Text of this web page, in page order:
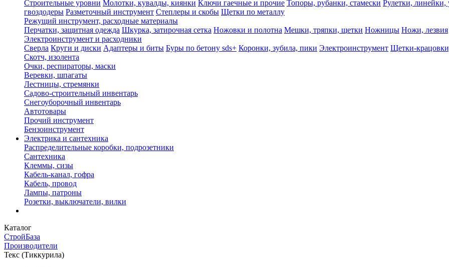
Строительные уровни Молотки, кувалды, киянки Ключи гаечные и прочие Топоры, рубанки, стамески Рулетки, линейки,
гвоздодеры Разметочный инструмент Степлеры и скобы Щетки по металлу
Режущий инструмент, расходные материалы
Перчатки, защитная одежда Шкурка, затирочная сетка Ножовки и полотна Мешки, тряпки, щетки Ножницы Ножи, лезвия
Электроинструмент и расходники
Сверла Круги и диски Адаптеры и биты Буры по бетону sds+ Коронки, зубила, пики Электроинструмент Щетки-
Скотч, изолента
Очки, респираторы, маски
Веревки, шпагаты
Лестницы, стремянки
Садово-строительный инвентарь
Снегоуборочный инвентарь
Автотовары
Прочий инструмент
Бензоинструмент
Электрика и сантехника
Распределительные коробки, подрозетники
Сантехника
Клеммы, сизы
Кабель-канал, гофра
Кабель, провод
Лампы, патроны
Розетки, выключатели, вилки
Каталог
СтройБаза
Производители
Текс (Тиккурила)